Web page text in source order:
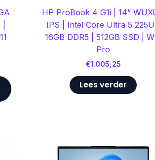
HP ProBook 4 G1i | 14”
IPS | Intel Core Ultra 5
16GB DDR5 | 512GB SSD |
Pro
€1.005,25
Lees verder